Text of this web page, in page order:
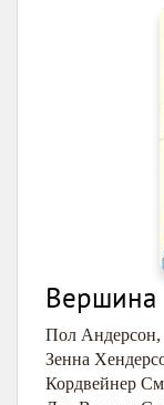
Вершина
Пол Андерсон,
Зенна
Кордвейнер